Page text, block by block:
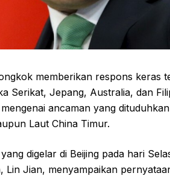
memberikan respons keras
Serikat, Jepang, Australia, dan
ancaman yang
Laut China Timur.
digelar di Beijing pada hari
Lin Jian, menyampaikan